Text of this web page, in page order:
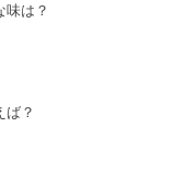
味は？
ば？